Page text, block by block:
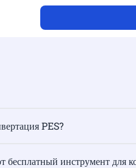
PES?
бесплатный инструмент для